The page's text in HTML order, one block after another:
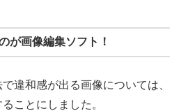
が画像編集ソフト！
違和感が出る画像については、
ことにしました。